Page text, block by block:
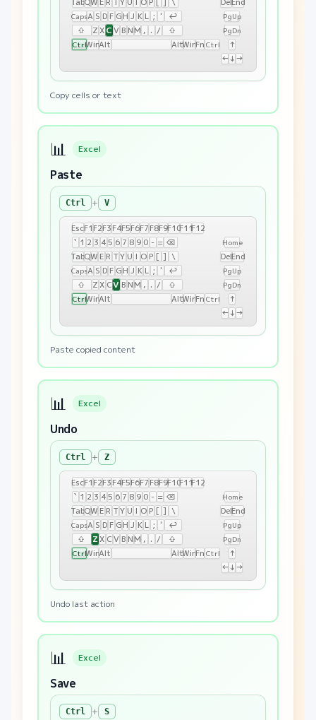
CapsA S D F GH J K L ; '
↩
⇧
Z XCV B NM , . / ⇧
CtrlWinAlt AltWinFn Ctrl
PgUp
PgDn
↑
←↓→
Copy cells or text
📊 Excel
Paste
Ctrl + V
EscF1F2F3F4F5F6F7F8F9F10F11F12
` 1 2 3 45 6 7 8 9 0 - = ⌫
TabQWE R T Y U I OP [ ] \
CapsA S D F GH J K L ; '
↩
⇧
Z X CVB NM , . / ⇧
CtrlWinAlt AltWinFn Ctrl
Home
DelEnd
PgUp
PgDn
↑
←↓→
Paste copied content
📊 Excel
Undo
Ctrl + Z
EscF1F2F3F4F5F6F7F8F9F10F11F12
` 1 2 3 45 6 7 8 9 0 - = ⌫
TabQWE R T Y U I OP [ ] \
CapsA S D F GH J K L ; '
↩
⇧
Z X CV B NM , . / ⇧
CtrlWinAlt AltWinFn Ctrl
Home
DelEnd
PgUp
PgDn
↑
←↓→
Undo last action
📊 Excel
Save
Ctrl + S